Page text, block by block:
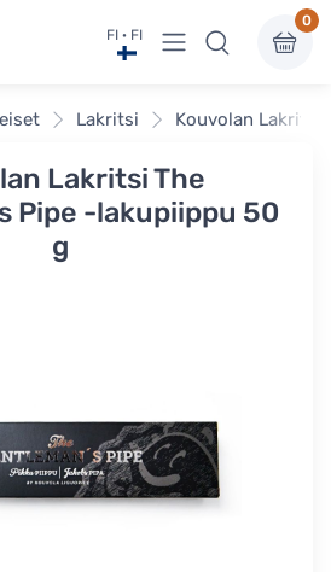
FI · FI Näytä valikko
0
Lakritsi Kouvolan Lakritsi
Lakritsi The
Pipe -lakupiippu 50
g